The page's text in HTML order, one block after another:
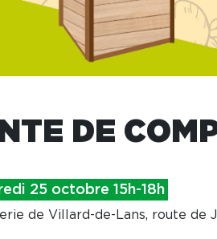
DE
25 octobre 15h-18h
de Villard-de-Lans, route de